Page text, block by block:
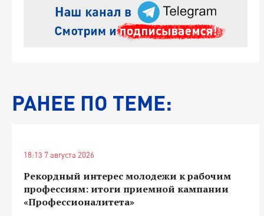
РАНЕЕ ПО ТЕМЕ:
18:13 7 августа 2026
Рекордный интерес молодежи к рабочим
профессиям: итоги приемной кампании
«Профессионалитета»